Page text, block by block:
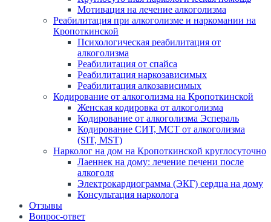
Мотивация на лечение алкоголизма
Реабилитация при алкоголизме и наркомании на
Кропоткинской
Психологическая реабилитация от
алкоголизма
Реабилитация от спайса
Реабилитация наркозависимых
Реабилитация алкозависимых
Кодирование от алкоголизма на Кропоткинской
Женская кодировка от алкоголизма
Кодирование от алкоголизма Эспераль
Кодирование СИТ, МСТ от алкоголизма
(SIT, MST)
Нарколог на дом на Кропоткинской круглосуточно
Лаеннек на дому: лечение печени после
алкоголя
Электрокардиограмма (ЭКГ) сердца на дому
Консультация нарколога
Отзывы
Вопрос-ответ